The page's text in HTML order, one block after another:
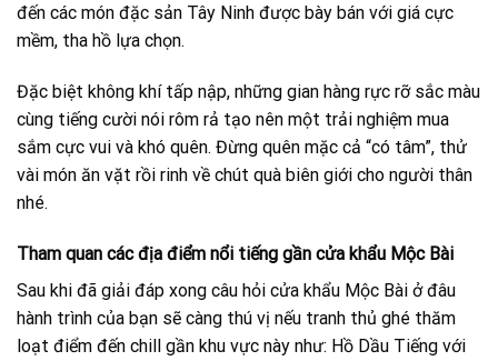
đến các món đặc sản Tây Ninh được bày bán với giá cực
mềm, tha hồ lựa chọn.
Đặc biệt không khí tấp nập, những gian hàng rực rỡ sắc màu
cùng tiếng cười nói rôm rả tạo nên một trải nghiệm mua
sắm cực vui và khó quên. Đừng quên mặc cả “có tâm”, thử
vài món ăn vặt rồi rinh về chút quà biên giới cho người thân
nhé.
Tham quan các địa điểm nổi tiếng gần cửa khẩu Mộc Bài
Sau khi đã giải đáp xong câu hỏi cửa khẩu Mộc Bài ở đâu
hành trình của bạn sẽ càng thú vị nếu tranh thủ ghé thăm
loạt điểm đến chill gần khu vực này như: Hồ Dầu Tiếng với